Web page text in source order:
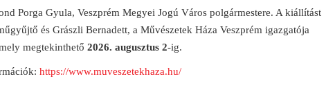
Porga Gyula, Veszprém Megyei Jogú Város polgármestere. A kiállítást
és Grászli Bernadett, a Művészetek Háza Veszprém igazgatója
megtekinthető2026. augusztus 2-ig.
https://www.muveszetekhaza.hu/